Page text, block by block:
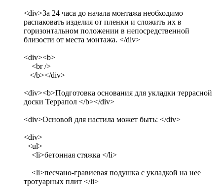
<div>За 24 часа до начала монтажа необходимо
распаковать изделия от пленки и сложить их в
горизонтальном положении в непосредственной
близости от места монтажа. </div>
<div><b>
<br />
</b></div>
<div><b>Подготовка основания для укладки террасной
доски Террапол </b></div>
<div>Основой для настила может быть: </div>
<div>
<ul>
<li>бетонная стяжка </li>
<li>песчано-гравиевая подушка с укладкой на нее
тротуарных плит </li>